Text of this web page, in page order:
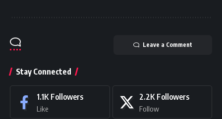
Leave a Comment
Stay Connected
1.1K Followers
Like
2.2K Followers
Follow